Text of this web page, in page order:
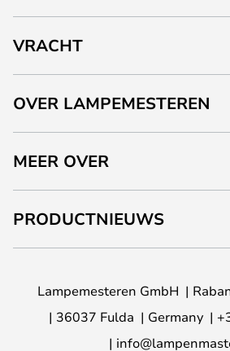
VRACHT
OVER LAMPEMESTEREN
MEER OVER
PRODUCTNIEUWS
Lampemesteren GmbH
36037 Fulda
Germany